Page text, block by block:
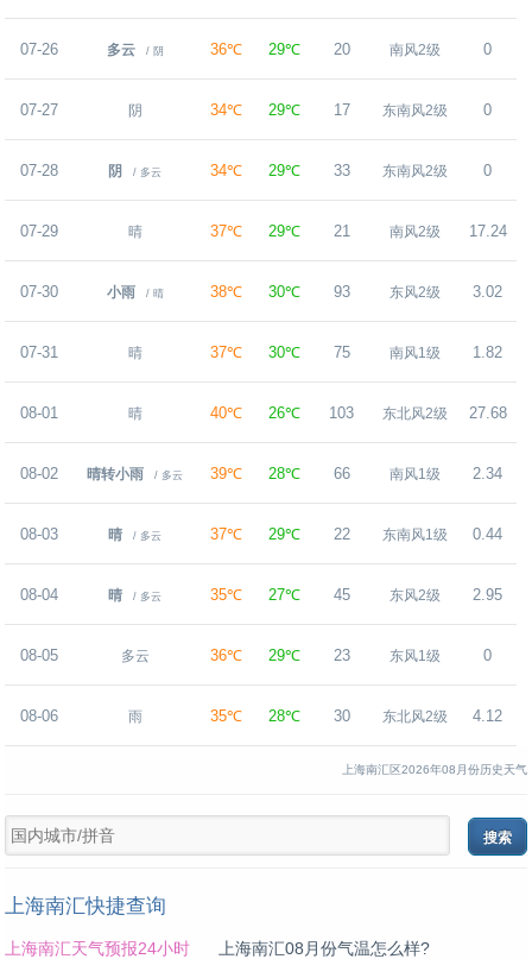
07-26 多云 / 阴 36℃ 29℃ 20 南风2级 0
07-27 阴 34℃ 29℃ 17 东南风2级 0
07-28 阴 / 多云 34℃ 29℃ 33 东南风2级 0
07-29 晴 37℃ 29℃ 21 南风2级 17.24
07-30 小雨 / 晴 38℃ 30℃ 93 东风2级 3.02
07-31 晴 37℃ 30℃ 75 南风1级 1.82
08-01 晴 40℃ 26℃ 103 东北风2级 27.68
08-02 晴转小雨 / 多云 39℃ 28℃ 66 南风1级 2.34
08-03 晴 / 多云 37℃ 29℃ 22 东南风1级 0.44
08-04 晴 / 多云 35℃ 27℃ 45 东风2级 2.95
08-05 多云 36℃ 29℃ 23 东风1级 0
08-06 雨 35℃ 28℃ 30 东北风2级 4.12
上海南汇区2026年08月份历史天气
上海南汇快捷查询
上海南汇天气预报24小时
上海南汇08月份气温怎么样?